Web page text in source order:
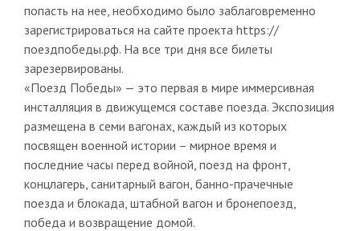
попасть на нее, необходимо было заблаговременно
зарегистрироваться на сайте проекта https://
поездпобеды.рф. На все три дня все билеты
зарезервированы.
«Поезд Победы» — это первая в мире иммерсивная
инсталляция в движущемся составе поезда. Экспозиция
размещена в семи вагонах, каждый из которых
посвящен военной истории – мирное время и
последние часы перед войной, поезд на фронт,
концлагерь, санитарный вагон, банно-прачечные
поезда и блокада, штабной вагон и бронепоезд,
победа и возвращение домой.